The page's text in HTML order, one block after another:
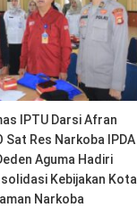
IPTU Darsi Afran
Sat Res Narkoba IPDA
Aguma Hadiri
Kebijakan Kota
Narkoba